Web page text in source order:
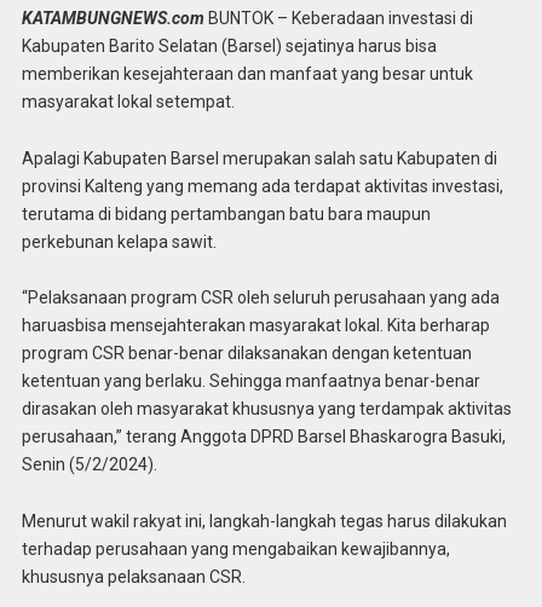
KATAMBUNGNEWS.com BUNTOK – Keberadaan investasi di
Kabupaten Barito Selatan (Barsel) sejatinya harus bisa
memberikan kesejahteraan dan manfaat yang besar untuk
masyarakat lokal setempat.
Apalagi Kabupaten Barsel merupakan salah satu Kabupaten di
provinsi Kalteng yang memang ada terdapat aktivitas investasi,
terutama di bidang pertambangan batu bara maupun
perkebunan kelapa sawit.
“Pelaksanaan program CSR oleh seluruh perusahaan yang ada
haruasbisa mensejahterakan masyarakat lokal. Kita berharap
program CSR benar-benar dilaksanakan dengan ketentuan
ketentuan yang berlaku. Sehingga manfaatnya benar-benar
dirasakan oleh masyarakat khususnya yang terdampak aktivitas
perusahaan,” terang Anggota DPRD Barsel Bhaskarogra Basuki,
Senin (5/2/2024).
Menurut wakil rakyat ini, langkah-langkah tegas harus dilakukan
terhadap perusahaan yang mengabaikan kewajibannya,
khususnya pelaksanaan CSR.